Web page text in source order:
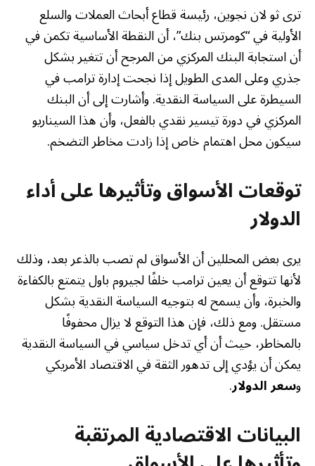
ترى ثو لان نجوين، رئيسة قطاع أبحاث العملات والسلع
الأولية في “كومرتس بنك”، أن النقطة الأساسية تكمن في
أن استجابة البنك المركزي من المرجح أن تتغير بشكل
جذري وعلى المدى الطويل إذا نجحت إدارة ترامب في
السيطرة على السياسة النقدية. وأشارت إلى أن البنك
المركزي في دورة تيسير نقدي بالفعل، وأن هذا السيناريو
سيكون محل اهتمام خاص إذا زادت مخاطر التضخم.
توقعات الأسواق وتأثيرها على أداء
الدولار
يرى بعض المحللين أن الأسواق لم تصب بالذعر بعد، وذلك
لأنها تتوقع أن يعين ترامب خلفًا لجيروم باول يتمتع بالكفاءة
والخبرة، وأن يسمح له بتوجيه السياسة النقدية بشكل
مستقل. ومع ذلك، فإن هذا التوقع لا يزال محفوفًا
بالمخاطر، حيث أن أي تدخل سياسي في السياسة النقدية
يمكن أن يؤدي إلى تدهور الثقة في الاقتصاد الأمريكي
وسعر الدولار.
البيانات الاقتصادية المرتقبة